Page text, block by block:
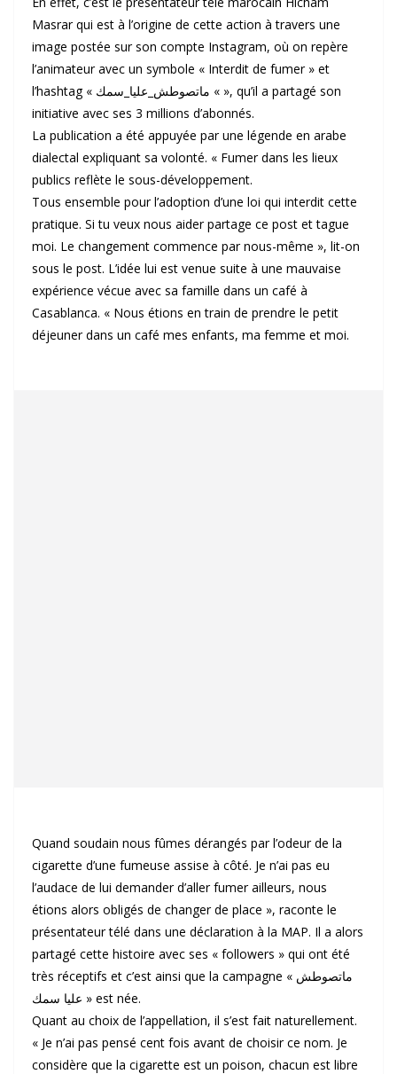
Masrar qui est à l’origine de cette action à travers une
image postée sur son compte Instagram, où on repère
l’animateur avec un symbole « Interdit de fumer » et
l’hashtag « ماتصوطش_عليا_سمك « », qu’il a partagé son
initiative avec ses 3 millions d’abonnés.
La publication a été appuyée par une légende en arabe
dialectal expliquant sa volonté. « Fumer dans les lieux
publics reflète le sous-développement.
Tous ensemble pour l’adoption d’une loi qui interdit cette
pratique. Si tu veux nous aider partage ce post et tague
moi. Le changement commence par nous-même », lit-on
sous le post. L’idée lui est venue suite à une mauvaise
expérience vécue avec sa famille dans un café à
Casablanca. « Nous étions en train de prendre le petit
déjeuner dans un café mes enfants, ma femme et moi.
Quand soudain nous fûmes dérangés par l’odeur de la
cigarette d’une fumeuse assise à côté. Je n’ai pas eu
l’audace de lui demander d’aller fumer ailleurs, nous
étions alors obligés de changer de place », raconte le
présentateur télé dans une déclaration à la MAP. Il a alors
partagé cette histoire avec ses « followers » qui ont été
très réceptifs et c’est ainsi que la campagne « ماتصوطش
عليا سمك » est née.
Quant au choix de l’appellation, il s’est fait naturellement.
« Je n’ai pas pensé cent fois avant de choisir ce nom. Je
considère que la cigarette est un poison, chacun est libre